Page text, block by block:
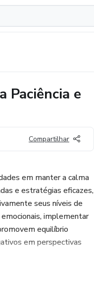
Paciência e
Compartilhar
em manter a calma
e estratégias eficazes,
seus níveis de
implementar
equilíbrio
em perspectivas